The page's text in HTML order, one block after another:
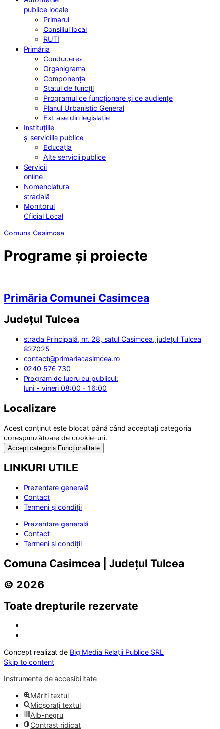
publice locale
Primarul
Consiliul local
RUTI
Primăria
Conducerea
Organigrama
Componența
Statul de funcții
Programul de funcționare și de audiențe
Planul Urbanistic General
Extrase din legislație
Instituțiile
și serviciile publice
Educația
Alte servicii publice
Servicii
online
Nomenclatura
stradală
Monitorul
Oficial Local
Comuna Casimcea
Programe și proiecte
Primăria Comunei Casimcea
Județul Tulcea
strada Principală, nr. 28, satul Casimcea, județul Tulcea
827025
contact@primariacasimcea.ro
0240 576 730
Program de lucru cu publicul:
luni - vineri 08:00 - 16:00
Localizare
Acest conținut este blocat până când acceptați categoria
corespunzătoare de cookie-uri.
Accept categoria Funcționalitate
LINKURI UTILE
Prezentare generală
Contact
Termeni și condiții
Prezentare generală
Contact
Termeni și condiții
Comuna Casimcea | Județul Tulcea
© 2026
Toate drepturile rezervate
Concept realizat de Big Media Relații Publice SRL
Skip to content
Instrumente de accesibilitate
Măriți textul
Micșorați textul
Alb-negru
Contrast ridicat